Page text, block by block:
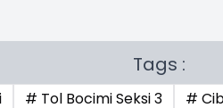
Tags :
# Tol Bocimi Seksi 3 #